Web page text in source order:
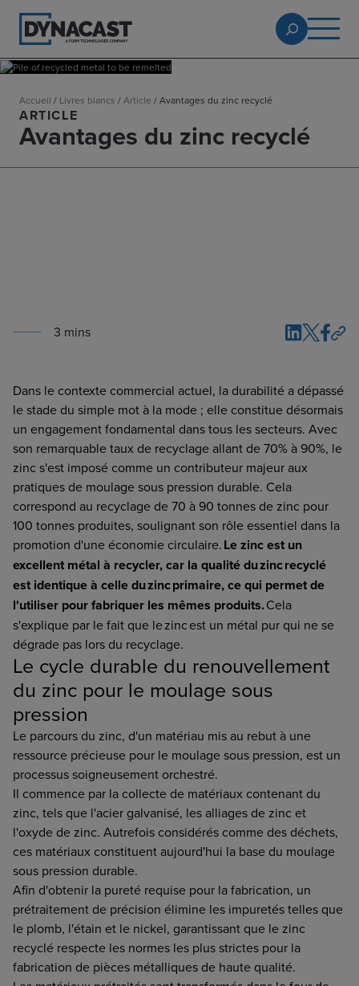
Accueil / Livres blancs /Article /Avantages du zinc recyclé
ARTICLE
Avantages du zinc recyclé
3 mins
Dans le contexte commercial actuel, la durabilité a dépassé
le stade du simple mot à la mode ; elle constitue désormais
un engagement fondamental dans tous les secteurs. Avec
son remarquable taux de recyclage allant de 70% à 90%, le
zinc s'est imposé comme un contributeur majeur aux
pratiques de moulage sous pression durable. Cela
correspond au recyclage de 70 à 90 tonnes de zinc pour
100 tonnes produites, soulignant son rôle essentiel dans la
promotion d'une économie circulaire.Le zinc est un
excellent métal à recycler, car la qualité du zinc recyclé
est identique à celle du zinc primaire, ce qui permet de
l'utiliser pour fabriquer les mêmes produits.Cela
s'explique par le fait que le zinc est un métal pur qui ne se
dégrade pas lors du recyclage.
Le cycle durable du renouvellement
du zinc pour le moulage sous
pression
Le parcours du zinc, d'un matériau mis au rebut à une
ressource précieuse pour le moulage sous pression, est un
processus soigneusement orchestré.
Il commence par la collecte de matériaux contenant du
zinc, tels que l'acier galvanisé, les alliages de zinc et
l'oxyde de zinc. Autrefois considérés comme des déchets,
ces matériaux constituent aujourd'hui la base du moulage
sous pression durable.
Afin d'obtenir la pureté requise pour la fabrication, un
prétraitement de précision élimine les impuretés telles que
le plomb, l'étain et le nickel, garantissant que le zinc
recyclé respecte les normes les plus strictes pour la
fabrication de pièces métalliques de haute qualité.